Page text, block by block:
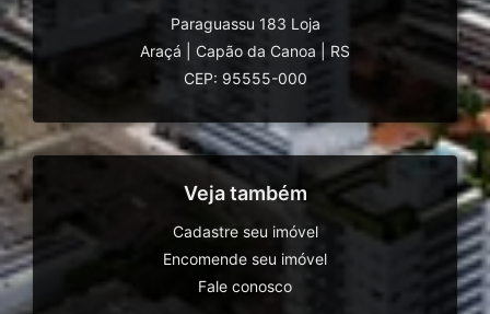
Paraguassu 183 Loja
Araçá
Capão da Canoa
RS
CEP: 95555-000
Veja também
Cadastre seu imóvel
Encomende seu imóvel
Fale conosco